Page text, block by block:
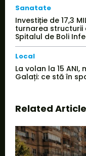
Sanatate
Investiție de 17,3
turnarea structurii
Spitalul de Boli
Local
La volan la 15
Galați: ce stă în
Related